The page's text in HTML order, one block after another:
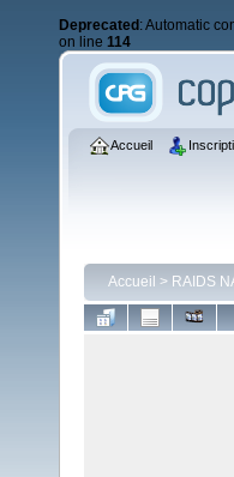
Deprecated : Automatic
on line 114
Accueil
Accueil > RAIDS